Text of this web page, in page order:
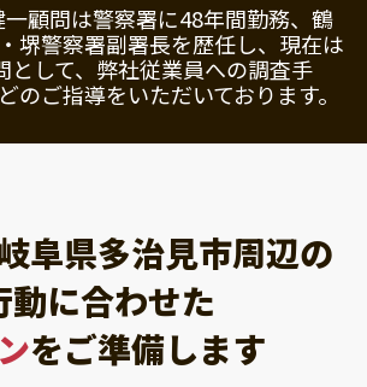
顧問は警察署に48年間勤務、鶴
堺警察署副署長を歴任し、現在は
として、弊社従業員への調査手
のご指導をいただいております。
阜県多治見市周辺の
動に合わせた
をご準備します